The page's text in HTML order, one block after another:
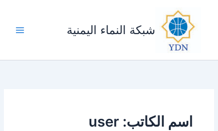
المحتوى
شبكة النماء اليمنية
اسم الكاتب: user